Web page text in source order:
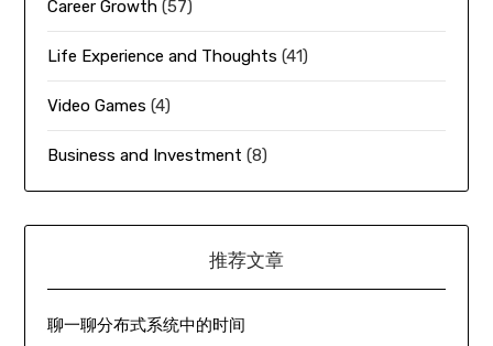
Career Growth (57)
Life Experience and Thoughts (41)
Video Games (4)
Business and Investment (8)
推荐文章
聊一聊分布式系统中的时间